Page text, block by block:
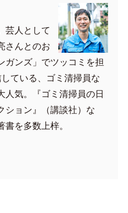
芸人として
さんとのお
ガンズ」でツッコミを担
ている、ゴミ清掃員な
人気。『ゴミ清掃員の日
ション』（講談社）な
を多数上梓。